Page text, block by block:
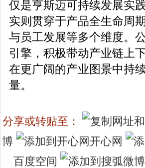
仅是亨斯迈可持续发展实
实则贯穿于产品全生命周
与员工发展等多个维度。
引擎，积极带动产业链上
在更广阔的产业图景中持
量。
分享或转贴至：
博
开心网
百度空间